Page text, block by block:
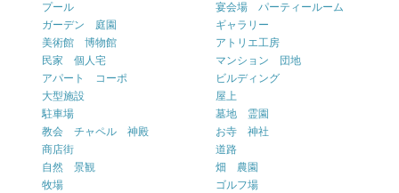
プール
宴会場 パーティールーム
ガーデン 庭園
ギャラリー
美術館 博物館
アトリエ工房
民家 個人宅
マンション 団地
アパート コーポ
ビルディング
大型施設
屋上
駐車場
墓地 霊園
教会 チャペル 神殿
お寺 神社
商店街
道路
自然 景観
畑 農園
牧場
ゴルフ場